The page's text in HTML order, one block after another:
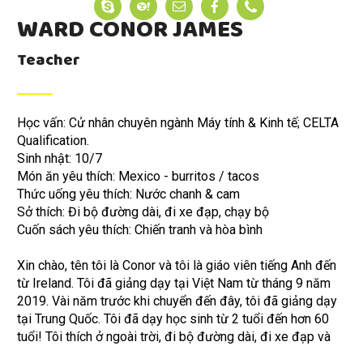
WARD CONOR JAMES
Teacher
Học vấn: Cử nhân chuyên ngành Máy tính & Kinh tế; CELTA
Qualification.
Sinh nhật: 10/7
Món ăn yêu thích: Mexico - burritos / tacos
Thức uống yêu thích: Nước chanh & cam
Sở thích: Đi bộ đường dài, đi xe đạp, chạy bộ
Cuốn sách yêu thích: Chiến tranh và hòa bình
Xin chào, tên tôi là Conor và tôi là giáo viên tiếng Anh đến
từ Ireland. Tôi đã giảng dạy tại Việt Nam từ tháng 9 năm
2019. Vài năm trước khi chuyển đến đây, tôi đã giảng dạy
tại Trung Quốc. Tôi đã dạy học sinh từ 2 tuổi đến hơn 60
tuổi! Tôi thích ở ngoài trời, đi bộ đường dài, đi xe đạp và